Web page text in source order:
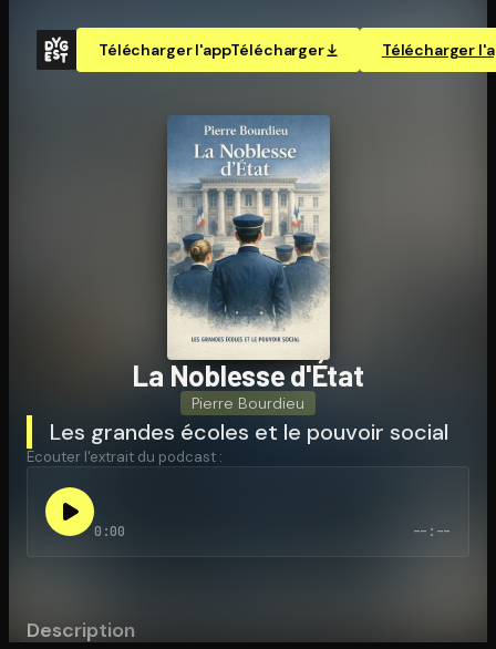
Télécharger l'appTélécharger Télécharger
La Noblesse d'État
Pierre Bourdieu
Les grandes écoles et le pouvoir social
Écouter l'extrait du podcast :
0:00 --:--
Description